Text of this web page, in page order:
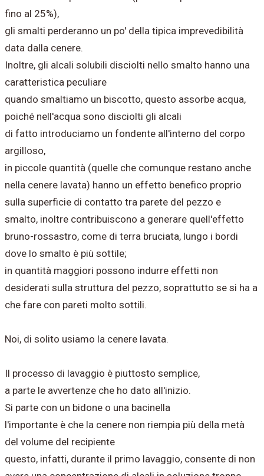
fino al 25%),
gli smalti perderanno un po' della tipica imprevedibilità
data dalla cenere.
Inoltre, gli alcali solubili disciolti nello smalto hanno una
caratteristica peculiare
quando smaltiamo un biscotto, questo assorbe acqua,
poiché nell'acqua sono disciolti gli alcali
di fatto introduciamo un fondente all'interno del corpo
argilloso,
in piccole quantità (quelle che comunque restano anche
nella cenere lavata) hanno un effetto benefico proprio
sulla superficie di contatto tra parete del pezzo e
smalto, inoltre contribuiscono a generare quell'effetto
bruno-rossastro, come di terra bruciata, lungo i bordi
dove lo smalto è più sottile;
in quantità maggiori possono indurre effetti non
desiderati sulla struttura del pezzo, soprattutto se si ha a
che fare con pareti molto sottili.
Noi, di solito usiamo la cenere lavata.
Il processo di lavaggio è piuttosto semplice,
a parte le avvertenze che ho dato all'inizio.
Si parte con un bidone o una bacinella
l'importante è che la cenere non riempia più della metà
del volume del recipiente
questo, infatti, durante il primo lavaggio, consente di non